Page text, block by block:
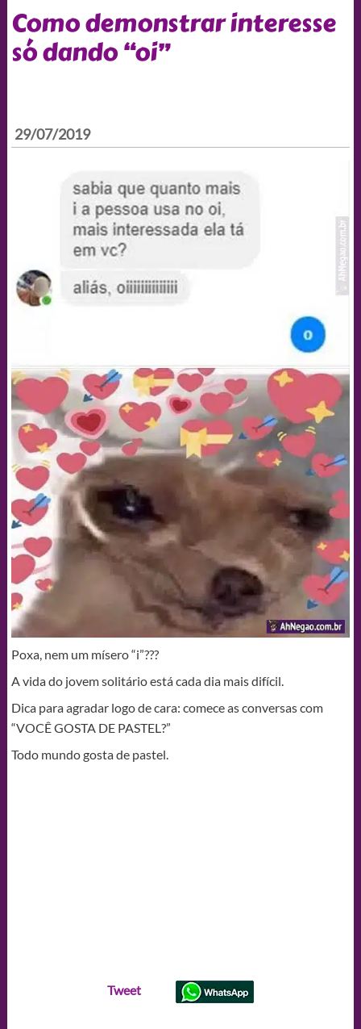
Como demonstrar interesse
só dando “oi”
29/07/2019
Poxa, nem um mísero “i”???
A vida do jovem solitário está cada dia mais difícil.
Dica para agradar logo de cara: comece as conversas com
“VOCÊ GOSTA DE PASTEL?”
Todo mundo gosta de pastel.
Tweet